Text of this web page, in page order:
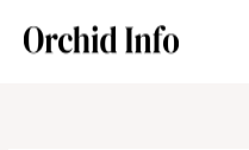
contenu